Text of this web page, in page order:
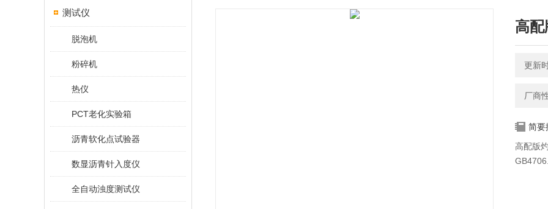
测试仪
脱泡机
粉碎机
热仪
PCT老化实验箱
沥青软化点试验器
数显沥青针入度仪
全自动浊度测试仪
高
更新
厂商
简要
高配版